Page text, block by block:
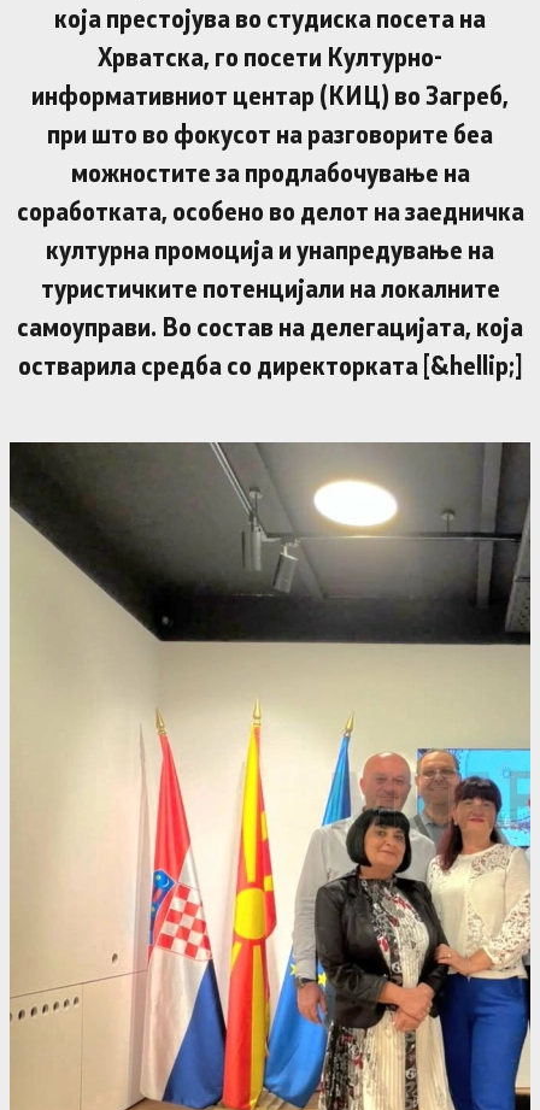
која престојува во студиска посета на
Хрватска, го посети Културно-
информативниот центар (КИЦ) во Загреб,
при што во фокусот на разговорите беа
можностите за продлабочување на
соработката, особено во делот на заедничка
културна промоција и унапредување на
туристичките потенцијали на локалните
самоуправи. Во состав на делегацијата, која
остварила средба со директорката [&hellip;]